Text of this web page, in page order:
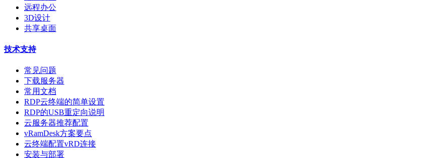
远程办公
3D设计
共享桌面
技术支持
常见问题
下载服务器
常用文档
RDP云终端的简单设置
RDP的USB重定向说明
云服务器推荐配置
vRamDesk方案要点
云终端配置vRD连接
安装与部署